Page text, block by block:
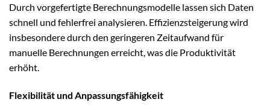
Durch vorgefertigte Berechnungsmodelle lassen sich Daten
schnell und fehlerfrei analysieren. Effizienzsteigerung wird
insbesondere durch den geringeren Zeitaufwand für
manuelle Berechnungen erreicht, was die Produktivität
erhöht.
Flexibilität und Anpassungsfähigkeit